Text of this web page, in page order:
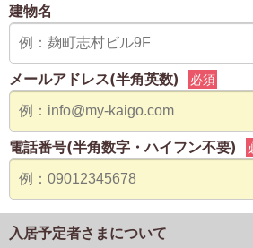
建物名
メールアドレス(半角英数) 必須
電話番号(半角数字・ハイフン不要)
入居予定者さまについて